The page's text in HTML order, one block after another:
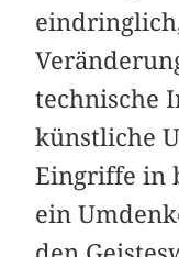
technische
künstliche
Eingriffe in
ein